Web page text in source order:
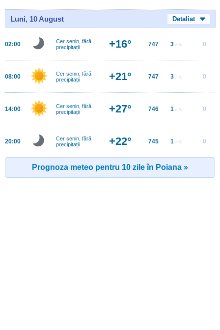
Luni, 10 August Detaliat
02:00
Cer senin, fără
precipitații
+16° 747 3 m/s 0
08:00
Cer senin, fără
precipitații
+21° 747 3 m/s 0
14:00
Cer senin, fără
precipitații
+27° 746 1 m/s 0
20:00
Cer senin, fără
precipitații
+22° 745 1 m/s 0
Prognoza meteo pentru 10 zile în Poiana »